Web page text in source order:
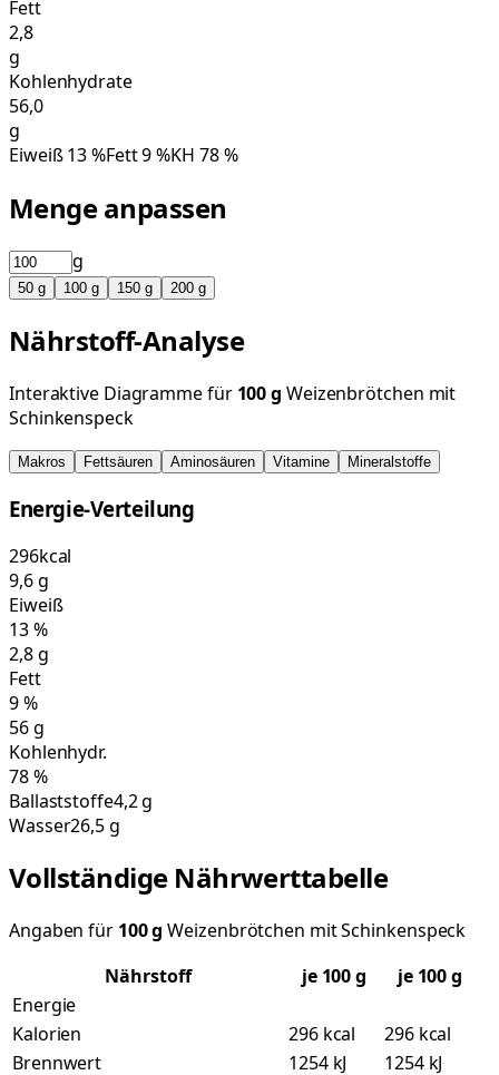
Fett
2,8
g
Kohlenhydrate
56,0
g
Eiweiß13%Fett9%KH 78%
Menge anpassen
g
50 g 100 g 150 g 200 g
Nährstoff-Analyse
Interaktive Diagramme für 100g Weizenbrötchen mit
Schinkenspeck
Makros Fettsäuren Aminosäuren Vitamine Mineralstoffe
Energie-Verteilung
296kcal
9,6g
Eiweiß
13%
2,8g
Fett
9%
56g
Kohlenhydr.
78%
Ballaststoffe4,2 g
Wasser26,5 g
Vollständige Nährwerttabelle
Angaben für 100g Weizenbrötchen mit Schinkenspeck
Nährstoff
je 100g
je 100 g
Energie
Kalorien
296 kcal
296 kcal
Brennwert
1254 kJ 1254 kJ